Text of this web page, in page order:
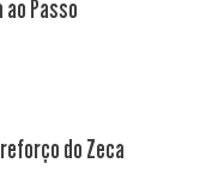
Passo
do Zeca